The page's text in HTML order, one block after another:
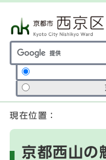
サイト内検索の範囲
ここから本文です
現在位置：
京都西山の